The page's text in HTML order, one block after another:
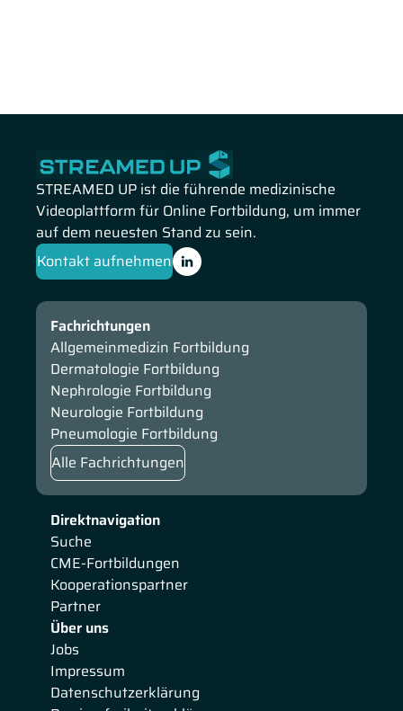
STREAMED UP ist die führende medizinische
Videoplattform für Online Fortbildung, um immer
auf dem neuesten Stand zu sein.
Kontakt aufnehmen
Direktnavigation
Suche
CME-Fortbildungen
Kooperationspartner
Partner
Über uns
Jobs
Impressum
Datenschutzerklärung
Fachrichtungen
Allgemeinmedizin Fortbildung
Dermatologie Fortbildung
Nephrologie Fortbildung
Neurologie Fortbildung
Pneumologie Fortbildung
Alle Fachrichtungen